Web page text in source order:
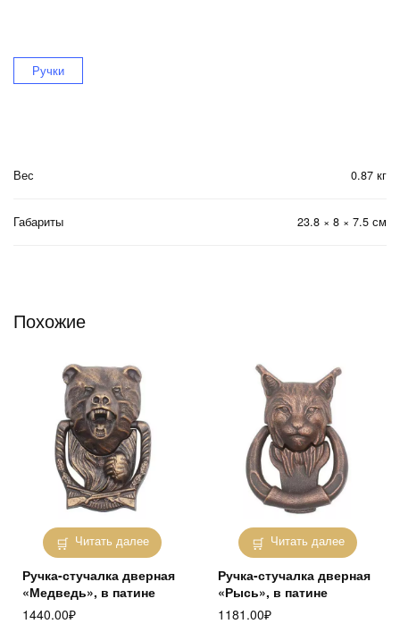
Ручки
Вес 0.87 кг
Габариты 23.8 × 8 × 7.5 см
Похожие
Читать далее
Ручка-стучалка дверная
«Медведь», в патине
1440.00₽
Читать далее
Ручка-стучалка дверная
«Рысь», в патине
1181.00₽